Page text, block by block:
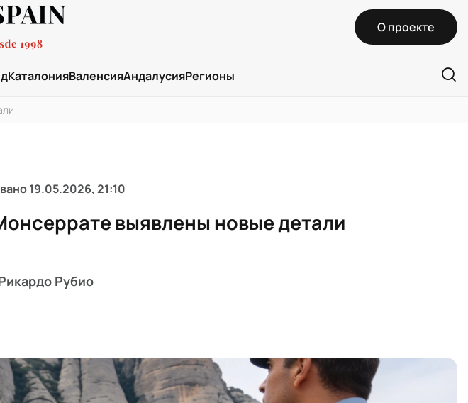
О проекте
КаталонияВаленсияАндалусияРегионы
19.05.2026, 21:10
выявлены новые детали
Рубио